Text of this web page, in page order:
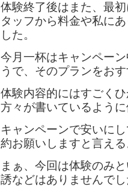
体験終了後はまた、最
タッフから料金や私に
した。
今月一杯はキャンペー
うで、そのプランをお
体験内容的にはすごく
方々が書いているよう
キャンペーンで安いに
約お願いしますと言え
まぁ、今回は体験のみ
誘などはありませんで